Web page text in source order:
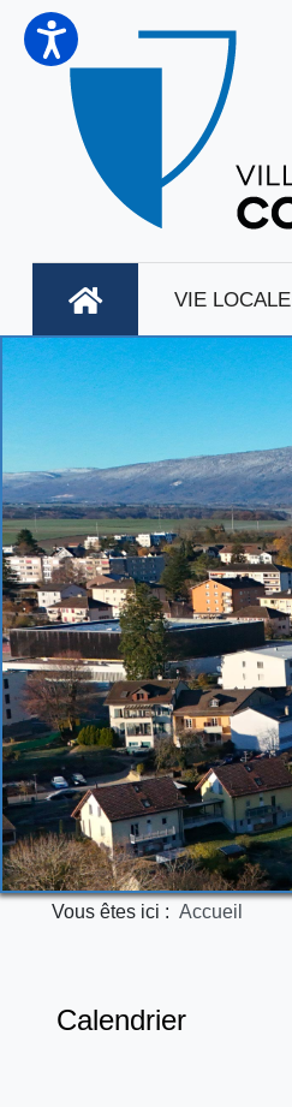
VIE LOCALE
Vous êtes ici : Accueil
Calendrier